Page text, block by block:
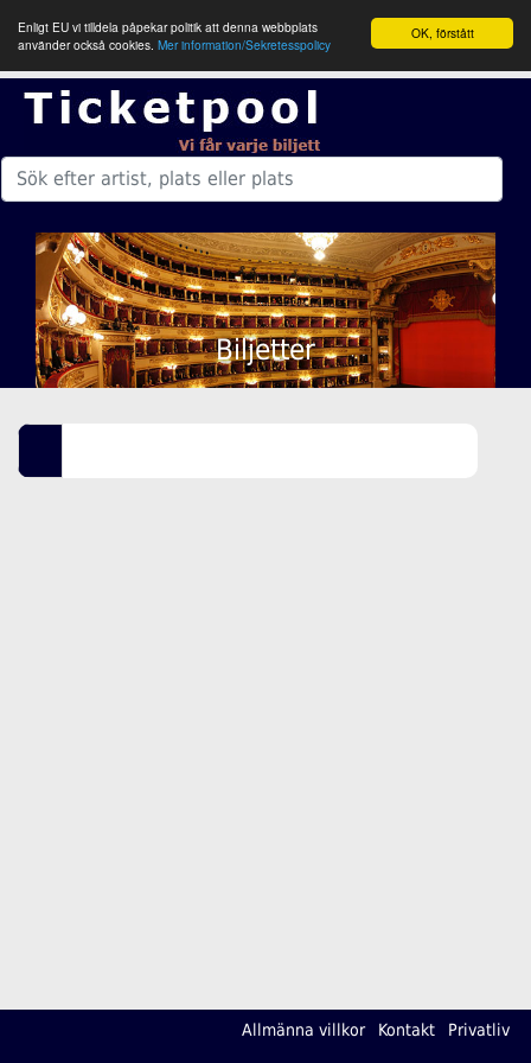
OK, förstått
Enligt EU vi tilldela påpekar politik att denna webbplats
använder också cookies. Mer information/Sekretesspolicy
Biljetter
Allmänna villkor Kontakt Privatliv